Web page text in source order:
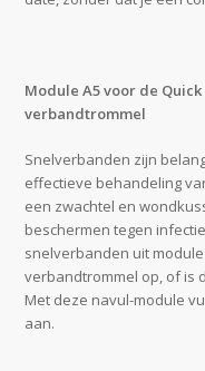
Module A5 voor de
verbandtrommel
Snelverbanden zijn
effectieve behandeling
een zwachtel en
beschermen tegen
snelverbanden uit
verbandtrommel op, of is
Met deze navul-module
aan.